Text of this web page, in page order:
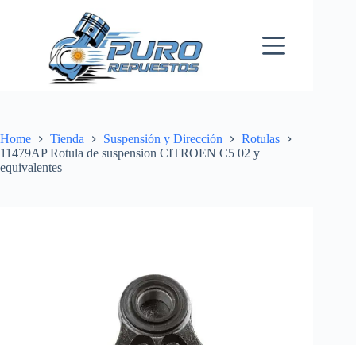
Home Tienda Suspensión y Dirección
Rotulas
11479AP Rotula de suspension CITROEN C5 02 y
equivalentes